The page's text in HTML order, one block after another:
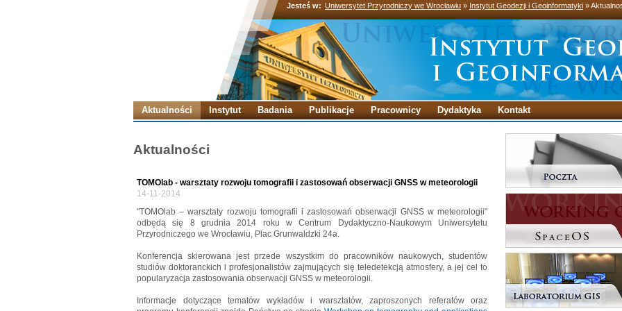
Jesteś w: Uniwersytet Przyrodniczy we Wrocławiu » Instytut Geodezji i Geoinformatyki »
Aktualności Instytut Badania Publikacje Pracownicy Dydaktyka Kontakt
Aktualności
TOMOlab - warsztaty rozwoju tomografii i zastosowań obserwacji GNSS w meteorologii
14-11-2014
"TOMOlab – warsztaty rozwoju tomografii i zastosowań obserwacji GNSS w meteorologii"
odbędą się 8 grudnia 2014 roku w Centrum Dydaktyczno-Naukowym Uniwersytetu
Przyrodniczego we Wrocławiu, Plac Grunwaldzki 24a.
Konferencja skierowana jest przede wszystkim do pracowników naukowych, studentów
studiów doktoranckich i profesjonalistów zajmujących się teledetekcją atmosfery, a jej cel to
popularyzacja zastosowania obserwacji GNSS w meteorologii.
Informacje dotyczące tematów wykładów i warsztatów, zaproszonych referatów oraz